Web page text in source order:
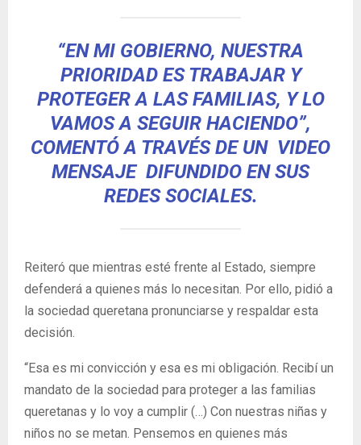
“EN MI GOBIERNO, NUESTRA
PRIORIDAD ES TRABAJAR Y
PROTEGER A LAS FAMILIAS, Y LO
VAMOS A SEGUIR HACIENDO”,
COMENTÓ A TRAVÉS DE UN VIDEO
MENSAJE DIFUNDIDO EN SUS
REDES SOCIALES.
Reiteró que mientras esté frente al Estado, siempre
defenderá a quienes más lo necesitan. Por ello, pidió a
la sociedad queretana pronunciarse y respaldar esta
decisión.
“Esa es mi convicción y esa es mi obligación. Recibí un
mandato de la sociedad para proteger a las familias
queretanas y lo voy a cumplir (…) Con nuestras niñas y
niños no se metan. Pensemos en quienes más